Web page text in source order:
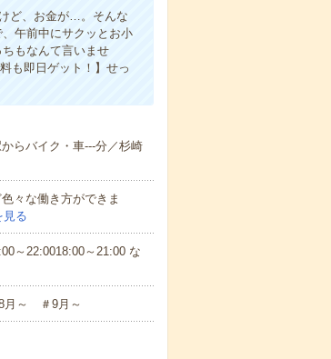
ど、お金が…。そんな
午前中にサクッとお小
もなんて言いませ
も即日ゲット！】せっ
らバイク・車---分／杉崎
々な働き方ができま
見る
～22:0018:00～21:00 な
月～ ＃9月～